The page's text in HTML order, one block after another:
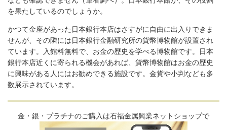
を果たしているのでしょうか。
かつて金座があった日本銀行本店はさすがに自由に出入りできま
せんが、その隣には日本銀行金融研究所の貨幣博物館が設置され
ています。入館料無料で、お金の歴史を学べる博物館です。日本
銀行本店近くに寄られる機会があれば、貨幣博物館はお金の歴史
に興味がある人にはお勧めできる施設です。金貨や小判なども多
数展示されています。
金・銀・プラチナのご購入は石福金属興業ネットショップで